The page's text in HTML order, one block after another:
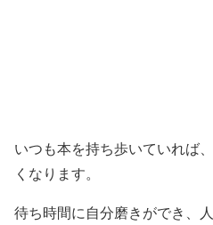
いつも本を持ち歩いていれば
くなります。
待ち時間に自分磨きができ、